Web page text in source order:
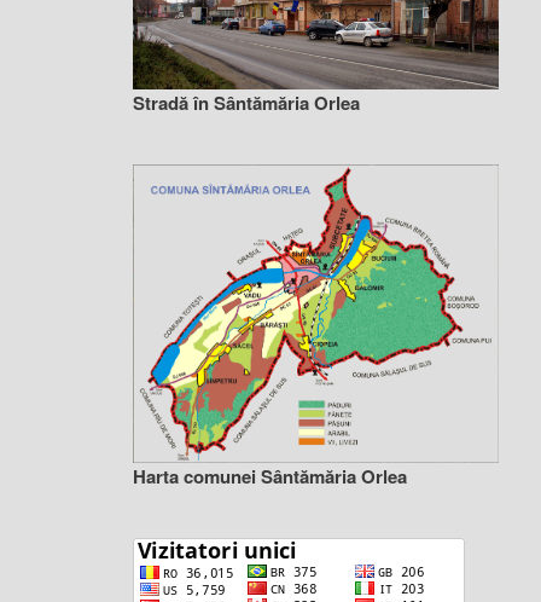
Stradă în Sântămăria Orlea
Harta comunei Sântămăria Orlea